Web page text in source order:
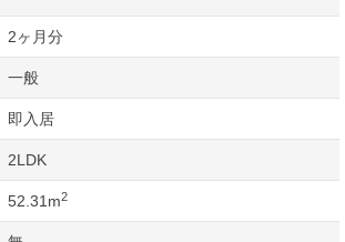
2ヶ月分
一般
即入居
2LDK
52.31m2